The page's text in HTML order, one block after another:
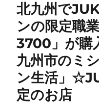
811
型
修
理】
昭
和
ト
北九州で
ンの限定職
3700」が購
九州市のミ
ン生活」
定のお店